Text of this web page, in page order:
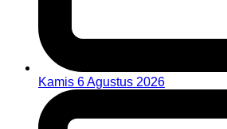
Kamis 6 Agustus 2026